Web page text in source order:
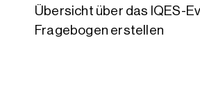
Übersicht über das IQES-
Fragebogen erstellen